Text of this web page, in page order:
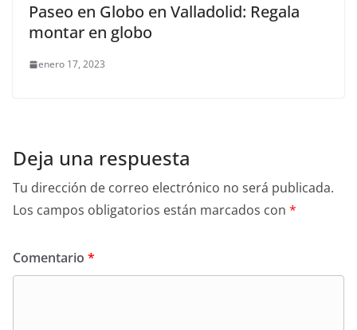
Paseo en Globo en Valladolid: Regala
montar en globo
enero 17, 2023
Deja una respuesta
Tu dirección de correo electrónico no será publicada.
Los campos obligatorios están marcados con *
Comentario *